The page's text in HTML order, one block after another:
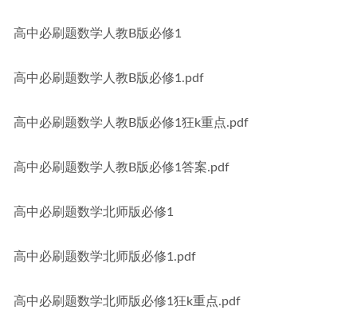
高中必刷题数学人教B版必修1
高中必刷题数学人教B版必修1.pdf
高中必刷题数学人教B版必修1狂k重点.pdf
高中必刷题数学人教B版必修1答案.pdf
高中必刷题数学北师版必修1
高中必刷题数学北师版必修1.pdf
高中必刷题数学北师版必修1狂k重点.pdf